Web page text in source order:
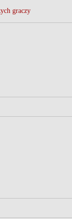
graczy